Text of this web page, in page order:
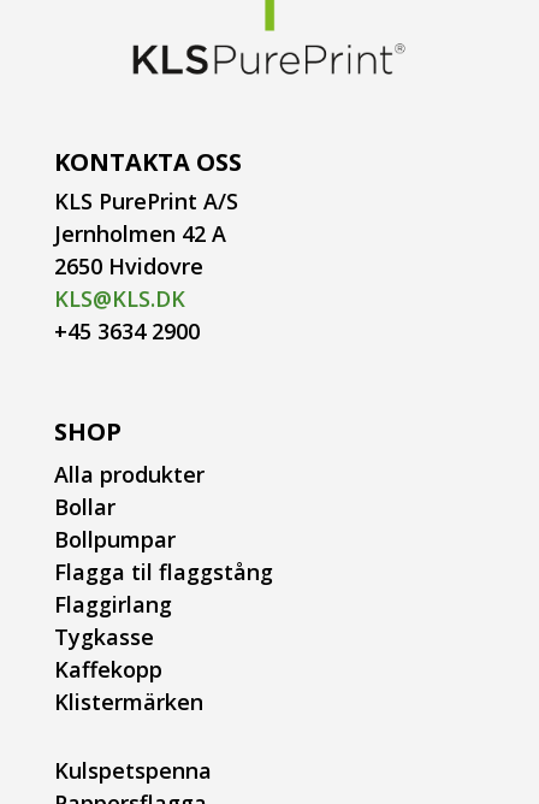
KONTAKTA OSS
KLS PurePrint A/S
Jernholmen 42 A
2650 Hvidovre
KLS@KLS.DK
+45 3634 2900
SHOP
Alla produkter
Bollar
Bollpumpar
Flagga til flaggstång
Flaggirlang
Tygkasse
Kaffekopp
Klistermärken
Kulspetspenna